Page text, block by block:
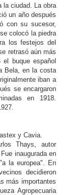
la ciudad. La obra
un año después
con su sucesor,
colocó la piedra
los festejos del
retrasó aún más
buque español
Bela, en la costa
iban a
se encargaron
en 1918.
y Cavia.
Thays, autor
inaugurada en
la europea". En
decidieron
más importantes
Agropecuaria